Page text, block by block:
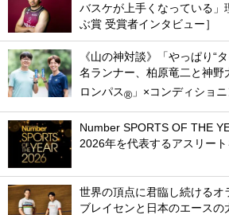
バスケが上手くなっている」
ぶ賞 受賞者インタビュー］
《山の神対談》「やっぱり“
名ランナー、柏原竜二と神野
ロンパス® 」×コンディショ
Number SPORTS OF THE
2026年を代表するアスリー
世界の頂点に君臨し続けるオ
ブレイセンと日本のエースの